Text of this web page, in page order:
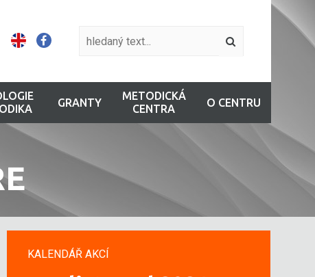
GRANTY
METODICKÁ
CENTRA
O CENTRU
KALENDÁŘ AKCÍ